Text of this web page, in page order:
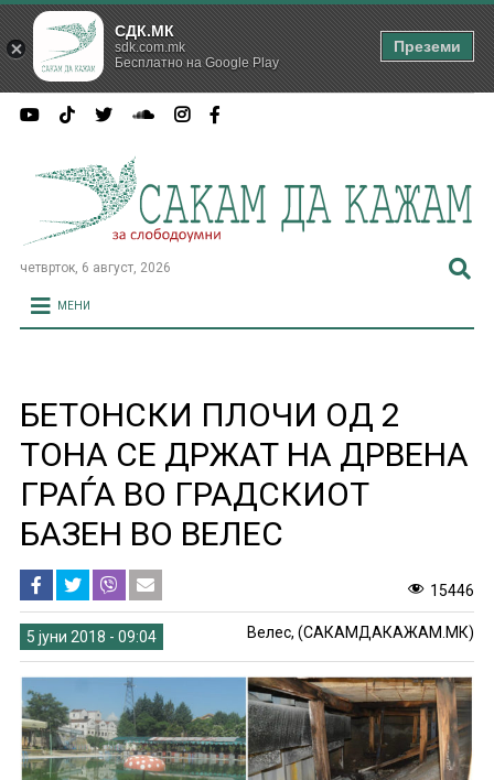
четврток, 6 август, 2026
МЕНИ
БЕТОНСКИ ПЛОЧИ ОД 2
ТОНА СЕ ДРЖАТ НА ДРВЕНА
ГРАЃА ВО ГРАДСКИОТ
БАЗЕН ВО ВЕЛЕС
15446
5 јуни 2018 - 09:04 Велес, (САКАМДАКАЖАМ.МК)
СДК.МК
sdk.com.mk
Бесплатно на Google Play
Преземи